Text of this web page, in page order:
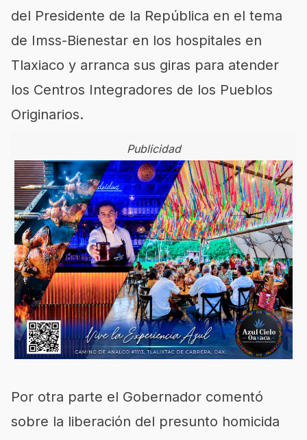
del Presidente de la República en el tema
de Imss-Bienestar en los hospitales en
Tlaxiaco y arranca sus giras para atender
los Centros Integradores de los Pueblos
Originarios.
Publicidad
Por otra parte el Gobernador comentó
sobre la liberación del presunto homicida